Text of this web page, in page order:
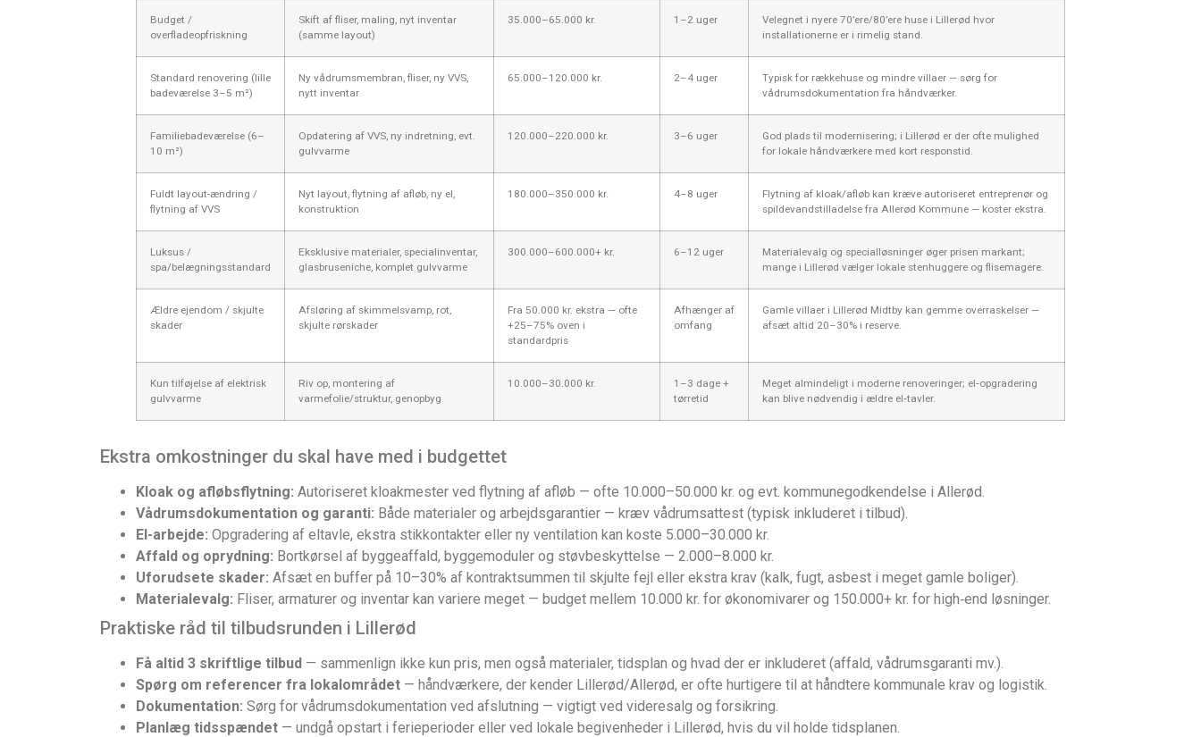
Budget /
overfladeopfriskning
Skift af fliser, maling, nyt inventar
(samme layout)
35.000–65.000 kr. 1–2 uger
Velegnet i nyere 70’ere/80’ere huse i Lillerød hvor
installationerne er i rimelig stand.
Standard renovering (lille
badeværelse 3–5 m²)
Ny vådrumsmembran, fliser, ny VVS,
nytt inventar
65.000–120.000 kr. 2–4 uger
Typisk for rækkehuse og mindre villaer — sørg for
vådrumsdokumentation fra håndværker.
Familiebadeværelse (6–
10 m²)
Opdatering af VVS, ny indretning, evt.
gulvvarme
120.000–220.000 kr. 3–6 uger
God plads til modernisering; i Lillerød er der ofte mulighed
for lokale håndværkere med kort responstid.
Fuldt layout-ændring /
flytning af VVS
Nyt layout, flytning af afløb, ny el,
konstruktion
180.000–350.000 kr. 4–8 uger
Flytning af kloak/afløb kan kræve autoriseret entreprenør og
spildevandstilladelse fra Allerød Kommune — koster ekstra.
Luksus /
spa/belægningsstandard
Eksklusive materialer, specialinventar,
glasbruseniche, komplet gulvvarme
300.000–600.000+ kr. 6–12 uger
Materialevalg og specialløsninger øger prisen markant;
mange i Lillerød vælger lokale stenhuggere og flisemagere.
Ældre ejendom / skjulte
skader
Afsløring af skimmelsvamp, rot,
skjulte rørskader
Fra 50.000 kr. ekstra — ofte
+25–75% oven i
standardpris
Afhænger af
omfang
Gamle villaer i Lillerød Midtby kan gemme overraskelser —
afsæt altid 20–30% i reserve.
Kun tilføjelse af elektrisk
gulvvarme
Riv op, montering af
varmefolie/struktur, genopbyg
10.000–30.000 kr.
1–3 dage +
tørretid
Meget almindeligt i moderne renoveringer; el‑opgradering
kan blive nødvendig i ældre el‑tavler.
Ekstra omkostninger du skal have med i budgettet
Kloak og afløbsflytning: Autoriseret kloakmester ved flytning af afløb — ofte 10.000–50.000 kr. og evt. kommunegodkendelse i Allerød.
Vådrumsdokumentation og garanti: Både materialer og arbejdsgarantier — kræv vådrumsattest (typisk inkluderet i tilbud).
El-arbejde: Opgradering af eltavle, ekstra stikkontakter eller ny ventilation kan koste 5.000–30.000 kr.
Affald og oprydning: Bortkørsel af byggeaffald, byggemoduler og støvbeskyttelse — 2.000–8.000 kr.
Uforudsete skader: Afsæt en buffer på 10–30% af kontraktsummen til skjulte fejl eller ekstra krav (kalk, fugt, asbest i meget gamle boliger).
Materialevalg: Fliser, armaturer og inventar kan variere meget — budget mellem 10.000 kr. for økonomivarer og 150.000+ kr. for high‑end løsninger.
Praktiske råd til tilbudsrunden i Lillerød
Få altid 3 skriftlige tilbud — sammenlign ikke kun pris, men også materialer, tidsplan og hvad der er inkluderet (affald, vådrumsgaranti mv.).
Spørg om referencer fra lokalområdet — håndværkere, der kender Lillerød/Allerød, er ofte hurtigere til at håndtere kommunale krav og logistik.
Dokumentation: Sørg for vådrumsdokumentation ved afslutning — vigtigt ved videresalg og forsikring.
Planlæg tidsspændet — undgå opstart i ferieperioder eller ved lokale begivenheder i Lillerød, hvis du vil holde tidsplanen.